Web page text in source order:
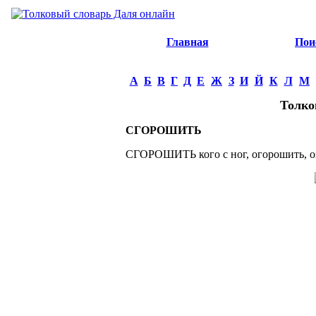
Главная
А Б В Г Д Е Ж З И Й К Л М
СГОРОШИТЬ
СГОРОШИТЬ кого с ног, огорошить,